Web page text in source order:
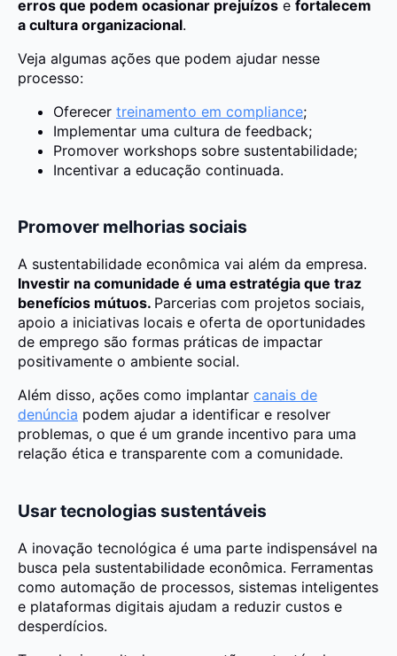
erros que podem ocasionar prejuízos e fortalecem
a cultura organizacional.
Veja algumas ações que podem ajudar nesse
processo:
Oferecer treinamento em compliance;
Implementar uma cultura de feedback;
Promover workshops sobre sustentabilidade;
Incentivar a educação continuada.
Promover melhorias sociais
A sustentabilidade econômica vai além da empresa.
Investir na comunidade é uma estratégia que traz
benefícios mútuos. Parcerias com projetos sociais,
apoio a iniciativas locais e oferta de oportunidades
de emprego são formas práticas de impactar
positivamente o ambiente social.
Além disso, ações como implantar canais de
denúncia podem ajudar a identificar e resolver
problemas, o que é um grande incentivo para uma
relação ética e transparente com a comunidade.
Usar tecnologias sustentáveis
A inovação tecnológica é uma parte indispensável na
busca pela sustentabilidade econômica. Ferramentas
como automação de processos, sistemas inteligentes
e plataformas digitais ajudam a reduzir custos e
desperdícios.